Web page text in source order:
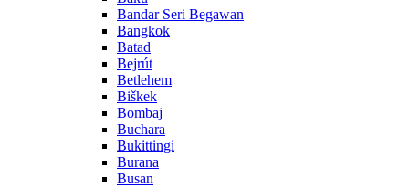
Bandar Seri Begawan
Bangkok
Batad
Bejrút
Betlehem
Biškek
Bombaj
Buchara
Bukittingi
Burana
Busan